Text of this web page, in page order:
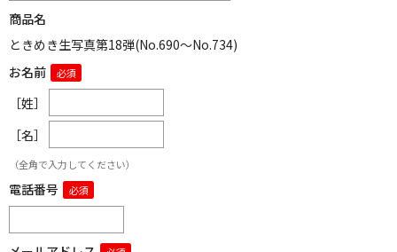
商品名
ときめき生写真第18弾(No.690～No.734)
お名前
［姓］
［名］
（全角で入力してください）
電話番号